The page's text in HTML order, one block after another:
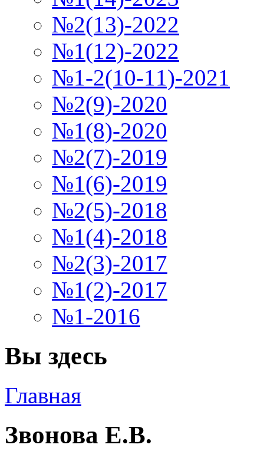
№2(13)-2022
№1(12)-2022
№1-2(10-11)-2021
№2(9)-2020
№1(8)-2020
№2(7)-2019
№1(6)-2019
№2(5)-2018
№1(4)-2018
№2(3)-2017
№1(2)-2017
№1-2016
Вы здесь
Главная
Звонова Е.В.